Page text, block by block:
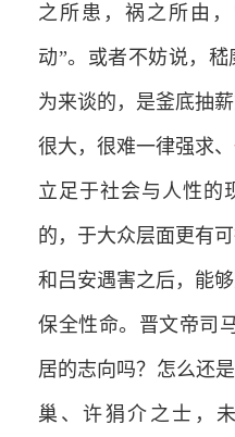
之所患，祸之所由
动”。或者不妨说，
为来谈的，是釜底抽
很大，很难一律强求
立足于社会与人性的
的，于大众层面更有
和吕安遇害之后，能
保全性命。晋文帝司
居的志向吗？怎么还
巢、许狷介之士，